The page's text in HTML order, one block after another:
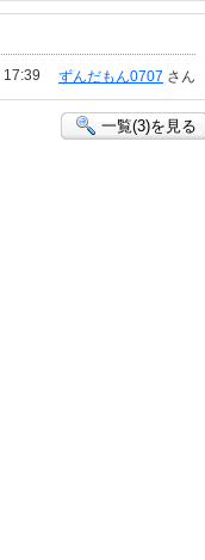
ずんだもん0707 さん
一覧(3)を見る